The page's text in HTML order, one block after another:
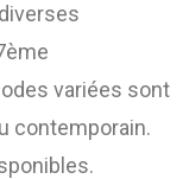
variées sont
contemporain.